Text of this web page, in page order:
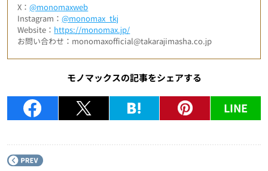
X：@monomaxweb
Instagram：@monomax_tkj
Website： https://monomax.jp/
お問い合わせ：monomaxofficial@takarajimasha.co.jp
モノマックスの記事をシェアする
LINE